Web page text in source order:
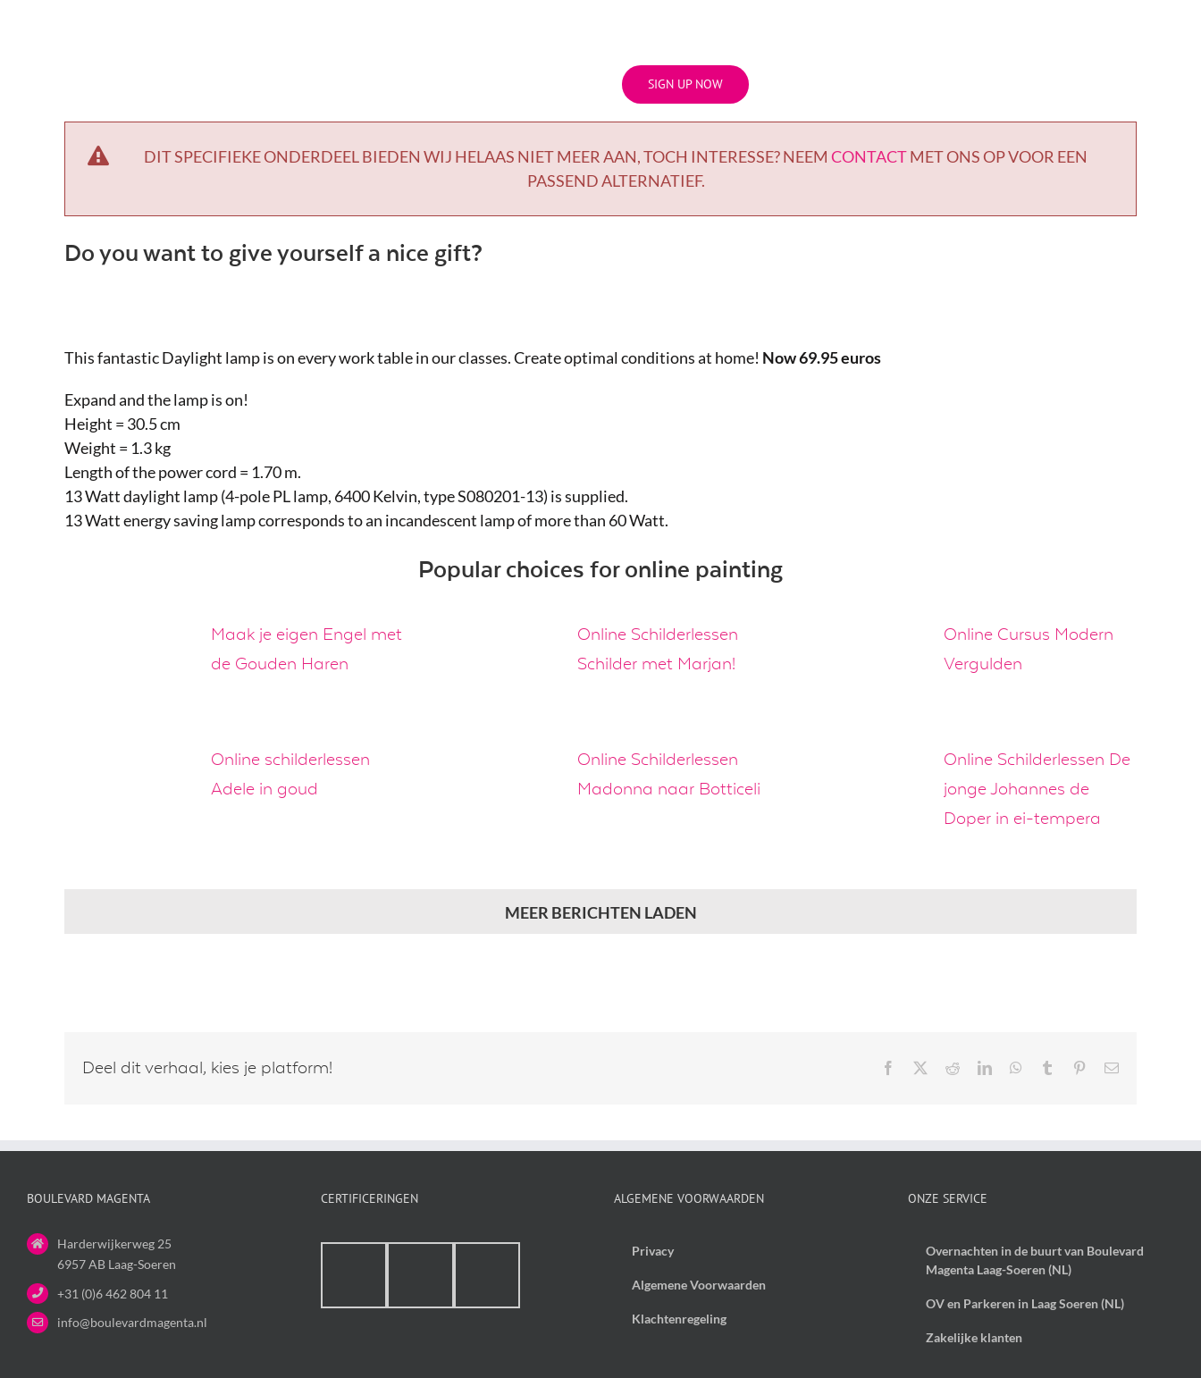
SIGN UP NOW
DIT SPECIFIEKE ONDERDEEL BIEDEN WIJ HELAAS NIET MEER AAN, TOCH INTERESSE? NEEM CONTACTMET ONS OP VOOR EEN
PASSEND ALTERNATIEF.
Do you want to give yourself a nice gift?
This fantastic Daylight lamp is on every work table in our classes. Create optimal conditions at home! Now 69.95 euros
Expand and the lamp is on!
Height = 30.5 cm
Weight = 1.3 kg
Length of the power cord = 1.70 m.
13 Watt daylight lamp (4-pole PL lamp, 6400 Kelvin, type S080201-13) is supplied.
13 Watt energy saving lamp corresponds to an incandescent lamp of more than 60 Watt.
Popular choices for online painting
Maak je eigen Engel met
de Gouden Haren
Online Schilderlessen
Schilder met Marjan!
Online Cursus Modern
Vergulden
Online schilderlessen
Adele in goud
Online Schilderlessen
Madonna naar Botticeli
Online Schilderlessen De
jonge Johannes de
Doper in ei-tempera
MEER BERICHTEN LADEN
Deel dit verhaal, kies je platform! Facebook RedditLinkedInWhatsApp
Tumblr Pinterest
E-
BOULEVARD MAGENTA
Harderwijkerweg 25
6957 AB Laag-Soeren
+31 (0)6 462 804 11
info@boulevardmagenta.nl
CERTIFICERINGEN ALGEMENE VOORWAARDEN
Privacy
Algemene Voorwaarden
Klachtenregeling
ONZE SERVICE
Overnachten in de buurt van Boulevard
Magenta Laag-Soeren (NL)
OV en Parkeren in Laag Soeren (NL)
Zakelijke klanten